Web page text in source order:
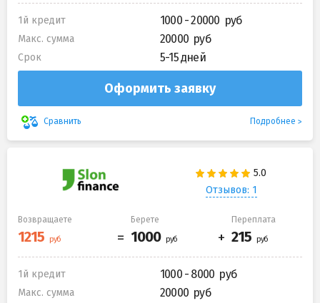
1й кредит 1000 - 20000
Макс. сумма 20000
Срок 5-15 дней
Оформить заявку
Сравнить Подробнее
Отзывов: 1
Возвращаете Берете Переплата
1й кредит 1000 - 8000
Макс. сумма 20000